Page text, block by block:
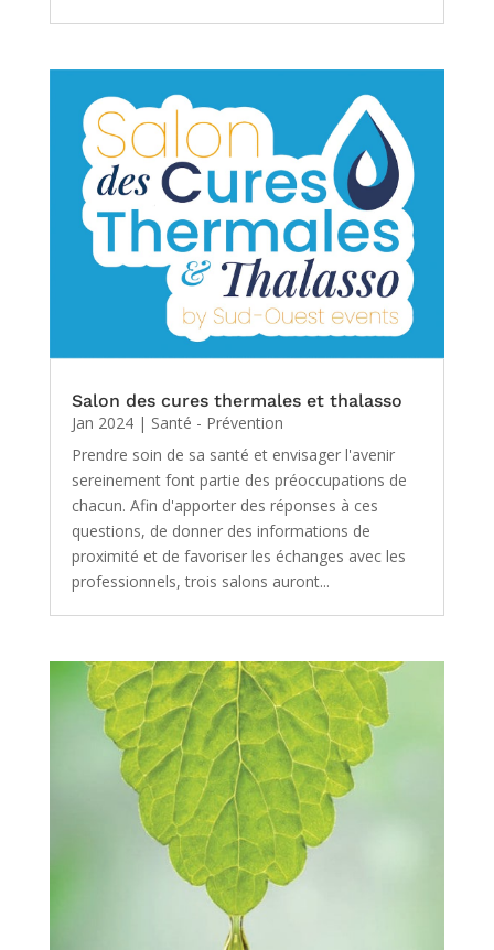
Salon des cures thermales et thalasso
Jan 2024| Santé - Prévention
Prendre soin de sa santé et envisager l'avenir
sereinement font partie des préoccupations de
chacun. Afin d'apporter des réponses à ces
questions, de donner des informations de
proximité et de favoriser les échanges avec les
professionnels, trois salons auront...